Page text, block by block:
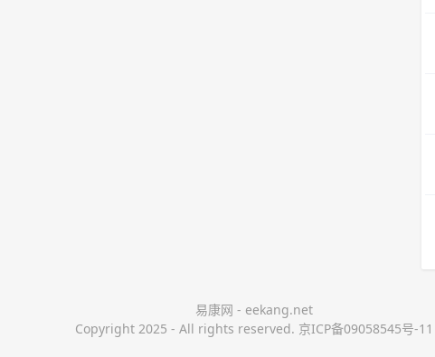
易康网 - eekang.net
Copyright 2025 - All rights reserved. 京ICP备09058545号-11